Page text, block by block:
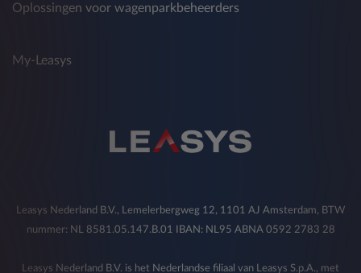
Oplossingen voor wagenparkbeheerders
My-Leasys
Leasys Nederland B.V., Lemelerbergweg 12, 1101 AJ Amsterdam, BTW
nummer: NL 8581.05.147.B.01 IBAN: NL95 ABNA 0592 2783 28
Leasys Nederland B.V. is het Nederlandse filiaal van Leasys S.p.A., met